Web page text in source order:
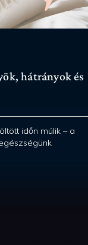
hátrányok és
időn múlik – a